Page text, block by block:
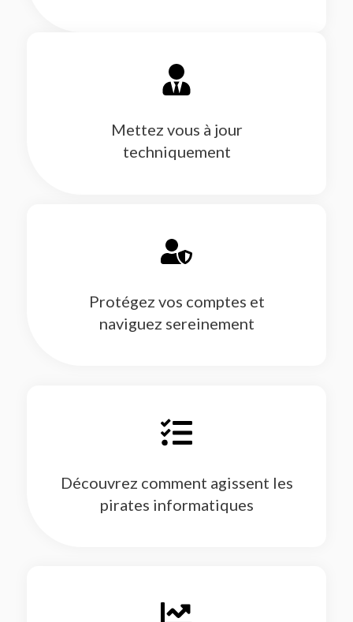
Mettez vous à jour
techniquement
Protégez vos comptes et
naviguez sereinement
Découvrez comment agissent les
pirates informatiques